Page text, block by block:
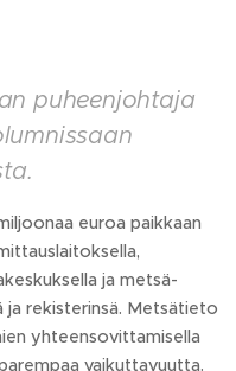
puheenjohtaja
euroa paikkaan
ja metsä­
ja rekisterinsä. Metsätieto
yhteensovittamisella
vaikuttavuutta.